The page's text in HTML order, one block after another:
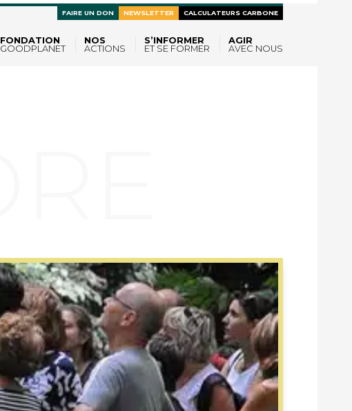
FONDATION
GOODPLANET
NOS
ACTIONS
S’INFORMER
ET SE FORMER
AGIR
AVEC NOUS
FAIRE UN DON NEWSLETTER CALCULATEURS CARBONE